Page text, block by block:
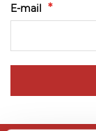
E-mail